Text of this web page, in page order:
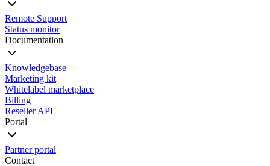
Remote Support
Status monitor
Documentation
Knowledgebase
Marketing kit
Whitelabel marketplace
Billing
Reseller API
Portal
Partner portal
Contact